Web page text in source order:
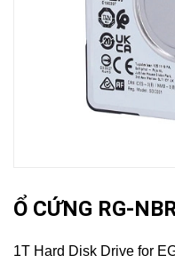
Ổ CỨNG RG-
1T Hard Disk Drive for